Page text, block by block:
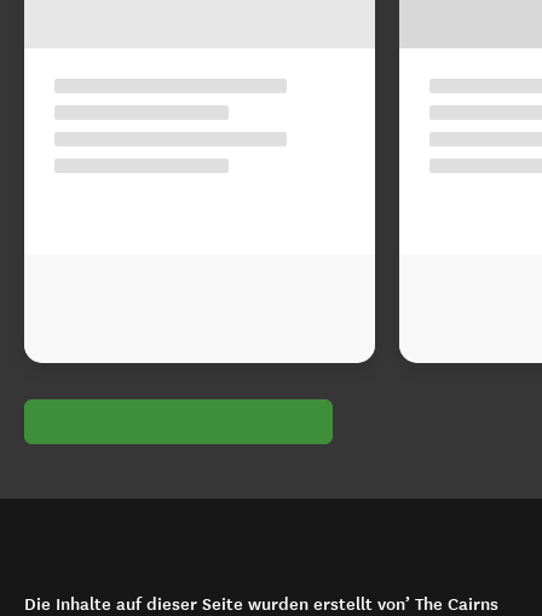
Die Inhalte auf dieser Seite wurden erstellt von’ The Cairns